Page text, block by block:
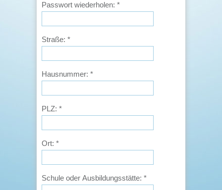
Passwort wiederholen: *
Straße: *
Hausnummer: *
PLZ: *
Ort: *
Schule oder Ausbildungsstätte: *